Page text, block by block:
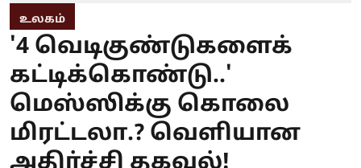
உலகம்
'4 வெடிகுண்டுகளைக்
கட்டிக்கொண்டு..'
மெஸ்ஸிக்கு கொலை
மிரட்டலா.? வெளியான